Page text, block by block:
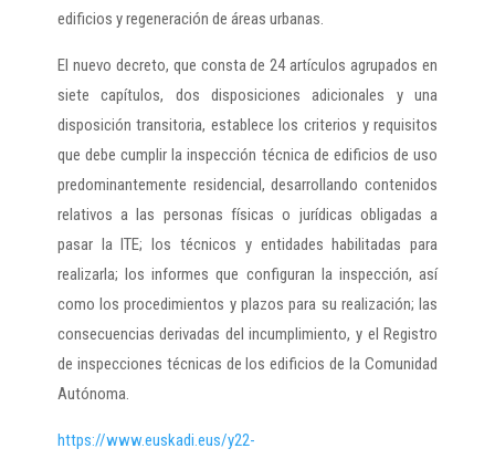
edificios y regeneración de áreas urbanas.
El nuevo decreto, que consta de 24 artículos agrupados en
siete capítulos, dos disposiciones adicionales y una
disposición transitoria, establece los criterios y requisitos
que debe cumplir la inspección técnica de edificios de uso
predominantemente residencial, desarrollando contenidos
relativos a las personas físicas o jurídicas obligadas a
pasar la ITE; los técnicos y entidades habilitadas para
realizarla; los informes que configuran la inspección, así
como los procedimientos y plazos para su realización; las
consecuencias derivadas del incumplimiento, y el Registro
de inspecciones técnicas de los edificios de la Comunidad
Autónoma.
https://www.euskadi.eus/y22-